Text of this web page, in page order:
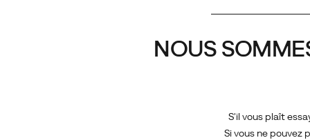
NOUS
S'il vous plaît
Si vous ne pouvez